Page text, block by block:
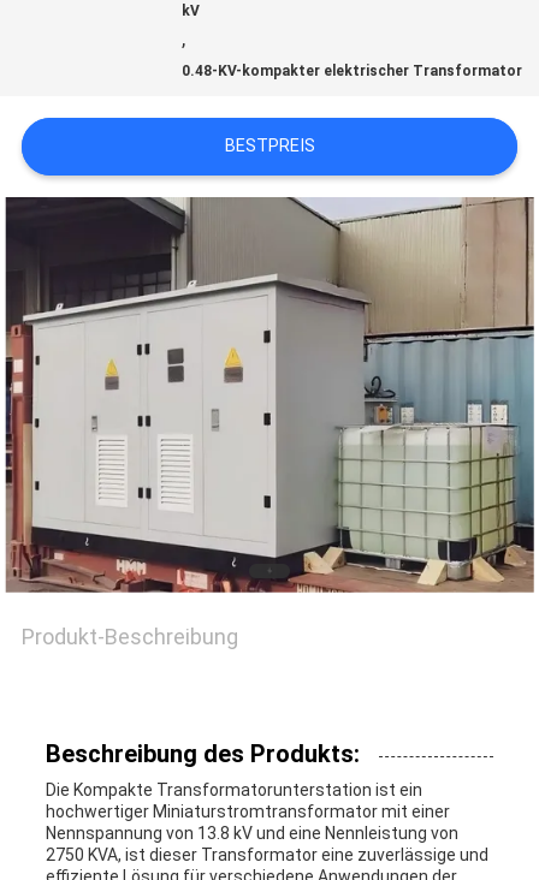
SIE EIN
ZITAT
PRIVACY
POLICY
kV
,
0.48-KV-kompakter elektrischer Transformator
BESTPREIS
Produkt-Beschreibung
Beschreibung des Produkts:
Die Kompakte Transformatorunterstation ist ein
hochwertiger Miniaturstromtransformator mit einer
Nennspannung von 13.8 kV und eine Nennleistung von
2750 KVA, ist dieser Transformator eine zuverlässige und